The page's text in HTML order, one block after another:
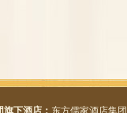
下酒店： 东方儒家酒店集团